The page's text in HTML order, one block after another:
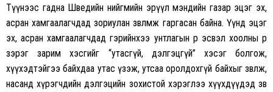
Түүнээс гадна Шведийн нийгмийн эрүүл мэндийн газар эцэг эх,
асран хамгаалагчдад зориулан зөвлөмж гаргасан байна. Үүнд эцэг
эх, асран хамгаалагчдад гэрийнхээ унтлагын өрөө эсвэл хоолны өрөө
зэрэг зарим хэсгийг “утасгүй, дэлгэцгүй” хэсэг болгож,
хүүхэдтэйгээ байхдаа утас үзэж, утсаа оролдохгүй байхыг зөвлөж,
насанд хүрэгчдийн дэлгэцийн зохистой хэрэглээ хүүхдүүдэд зөв